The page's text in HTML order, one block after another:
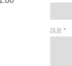
訊息 *